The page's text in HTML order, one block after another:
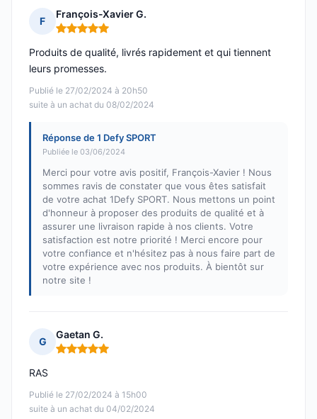
F
François-Xavier G.
Note : 5 sur 5
Publié le 27/02/2024 à 20h50
suite à un achat du 08/02/2024
Produits de qualité, livrés rapidement et qui tiennent
leurs promesses.
Réponse de 1 Defy SPORT
Publiée le 03/06/2024
Merci pour votre avis positif, François-Xavier ! Nous
sommes ravis de constater que vous êtes satisfait
de votre achat 1Defy SPORT. Nous mettons un point
d'honneur à proposer des produits de qualité et à
assurer une livraison rapide à nos clients. Votre
satisfaction est notre priorité ! Merci encore pour
votre confiance et n'hésitez pas à nous faire part de
votre expérience avec nos produits. À bientôt sur
notre site !
G
Gaetan G.
Note : 5 sur 5
Publié le 27/02/2024 à 15h00
suite à un achat du 04/02/2024
RAS